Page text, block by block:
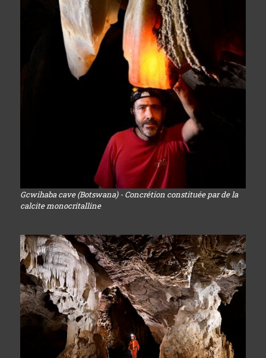
Gcwihaba cave (Botswana) - Concrétion constituée par de la
calcite monocritalline